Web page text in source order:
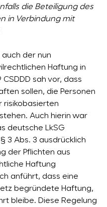
die Beteiligung des
in Verbindung mit
der nun
Haftung in
sah vor, dass
sollen, die Personen
risikobasierten
Auch hierin war
deutsche LkSG
3 Abs. 3 ausdrücklich
der Pflichten aus
Haftung
anführt, dass eine
begründete Haftung,
bleibe. Diese Regelung